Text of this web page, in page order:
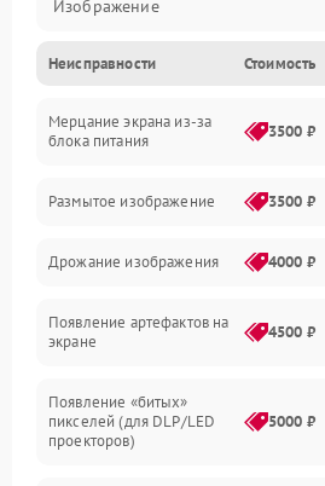
Изображение
Лампа подсветки
Неисправность управления и
Неисправности Стоимость
Мерцание экрана из-за
блока питания
3500 ₽
Размытое изображение 3500 ₽
Дрожание изображения 4000 ₽
Появление артефактов на
экране
4500 ₽
Появление «битых»
пикселей (для DLP/LED
проекторов)
5000 ₽